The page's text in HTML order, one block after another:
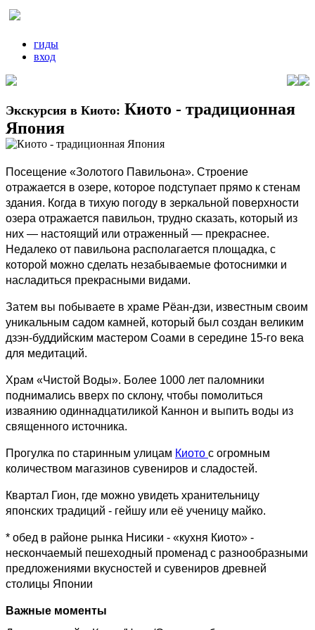
гиды
вход
Экскурсия в Киото: Киото - традиционная
Япония
Посещение «Золотого Павильона». Строение
отражается в озере, которое подступает прямо к стенам
здания. Когда в тихую погоду в зеркальной поверхности
озера отражается павильон, трудно сказать, который из
них — настоящий или отраженный — прекраснее.
Недалеко от павильона располагается площадка, с
которой можно сделать незабываемые фотоснимки и
насладиться прекрасными видами.
Затем вы побываете в храме Рёан-дзи, известным своим
уникальным садом камней, который был создан великим
дзэн-буддийским мастером Соами в середине 15-го века
для медитаций.
Храм «Чистой Воды». Более 1000 лет паломники
поднимались вверх по склону, чтобы помолиться
изваянию одиннадцатиликой Каннон и выпить воды из
священного источника.
Прогулка по старинным улицам Киото с огромным
количеством магазинов сувениров и сладостей.
Квартал Гион, где можно увидеть хранительницу
японских традиций - гейшу или её ученицу майко.
* обед в районе рынка Нисики - «кухня Киото» -
нескончаемый пешеходный променад с разнообразными
предложениями вкусностей и сувениров древней
столицы Японии
Важные моменты